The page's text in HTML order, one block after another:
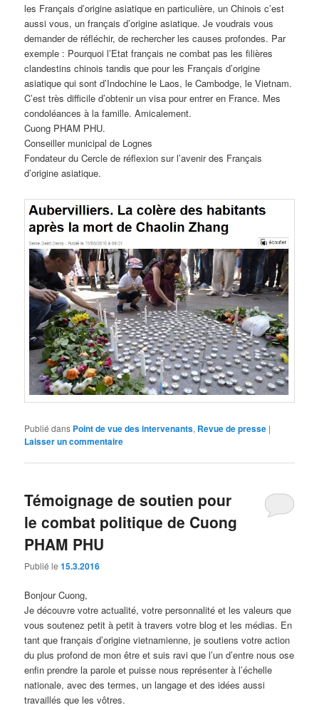
les Français d’origine asiatique en particulière, un Chinois c’est
aussi vous, un français d’origine asiatique. Je voudrais vous
demander de réfléchir, de rechercher les causes profondes. Par
exemple : Pourquoi l’Etat français ne combat pas les filières
clandestins chinois tandis que pour les Français d’origine
asiatique qui sont d’Indochine le Laos, le Cambodge, le Vietnam.
C’est très difficile d’obtenir un visa pour entrer en France. Mes
condoléances à la famille. Amicalement.
Cuong PHAM PHU.
Conseiller municipal de Lognes
Fondateur du Cercle de réflexion sur l’avenir des Français
d’origine asiatique.
Publié dans Point de vue des intervenants, Revue de presse |
Laisser un commentaire
Témoignage de soutien pour
le combat politique de Cuong
PHAM PHU
Publié le15.3.2016
Bonjour Cuong,
Je découvre votre actualité, votre personnalité et les valeurs que
vous soutenez petit à petit à travers votre blog et les médias. En
tant que français d’origine vietnamienne, je soutiens votre action
du plus profond de mon être et suis ravi que l’un d’entre nous ose
enfin prendre la parole et puisse nous représenter à l’échelle
nationale, avec des termes, un langage et des idées aussi
travaillés que les vôtres.